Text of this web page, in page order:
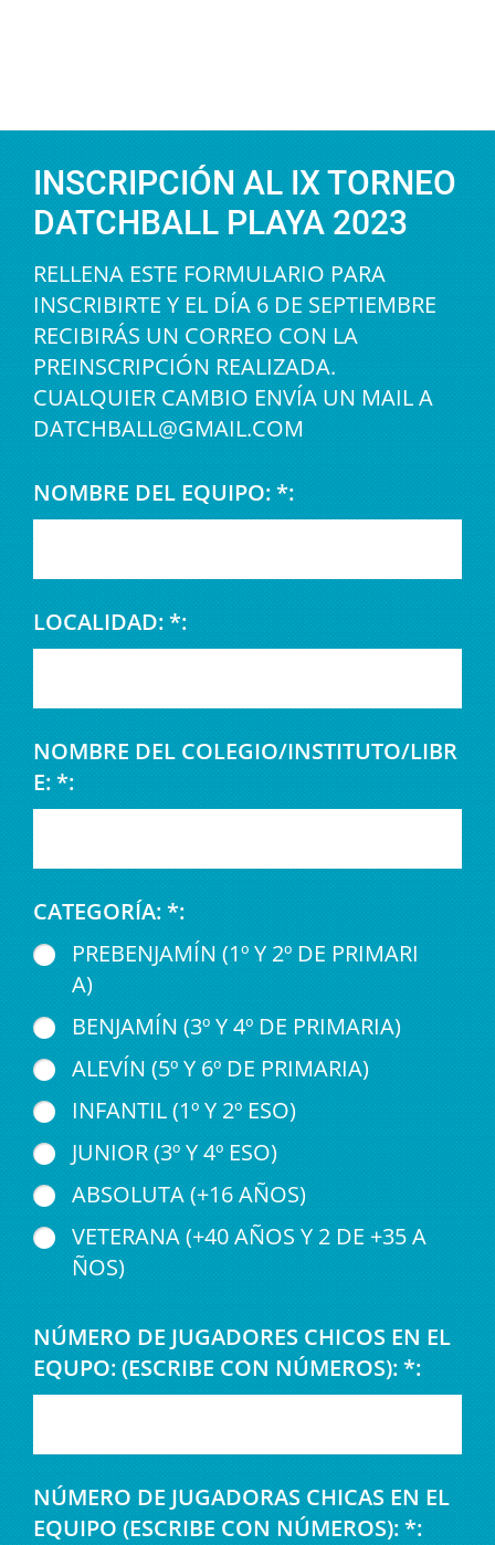
INSCRIPCIÓN AL IX TORNEO
DATCHBALL PLAYA 2023
RELLENA ESTE FORMULARIO PARA
INSCRIBIRTE Y EL DÍA 6 DE SEPTIEMBRE
RECIBIRÁS UN CORREO CON LA
PREINSCRIPCIÓN REALIZADA.
CUALQUIER CAMBIO ENVÍA UN MAIL A
DATCHBALL@GMAIL.COM
NOMBRE DEL EQUIPO: *:
LOCALIDAD: *:
NOMBRE DEL COLEGIO/INSTITUTO/LIBR
E: *:
CATEGORÍA: *:
PREBENJAMÍN (1º Y 2º DE PRIMARI
A)
BENJAMÍN (3º Y 4º DE PRIMARIA)
ALEVÍN (5º Y 6º DE PRIMARIA)
INFANTIL (1º Y 2º ESO)
JUNIOR (3º Y 4º ESO)
ABSOLUTA (+16 AÑOS)
VETERANA (+40 AÑOS Y 2 DE +35 A
ÑOS)
NÚMERO DE JUGADORES CHICOS EN EL
EQUPO: (ESCRIBE CON NÚMEROS): *:
NÚMERO DE JUGADORAS CHICAS EN EL
EQUIPO (ESCRIBE CON NÚMEROS): *: